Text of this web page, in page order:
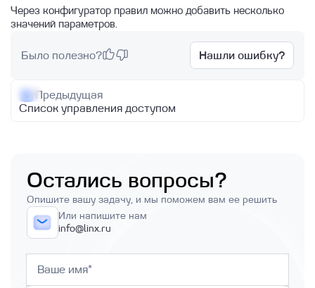
Postgres
Создание базы данных PostgreSQL и
Описание баз данных и особенности
работы с ними
Через конфигуратор правил можно добавить несколько
значений параметров.
Было полезно? Нашли ошибку?
Предыдущая
Список управления доступом
Остались вопросы?
Опишите вашу задачу, и мы поможем вам ее решить
Или напишите нам
info@linx.ru